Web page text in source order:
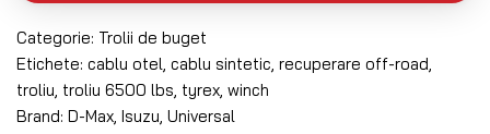
Categorie: Trolii de buget
Etichete: cablu otel cablu sintetic recuperare off-road
troliu troliu 6500 lbs tyrex winch
Brand: D-Max Isuzu Universal